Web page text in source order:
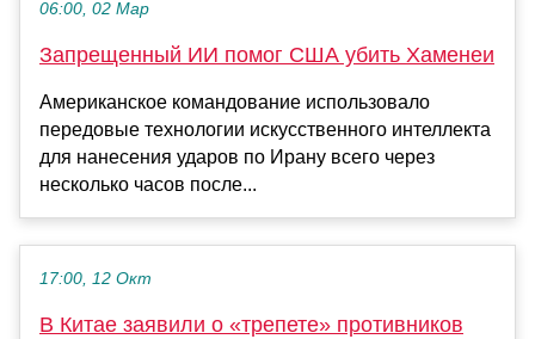
06:00, 02 Мар
Запрещенный ИИ помог США убить Хаменеи
Американское командование использовало
передовые технологии искусственного интеллекта
для нанесения ударов по Ирану всего через
несколько часов после...
17:00, 12 Окт
В Китае заявили о «трепете» противников